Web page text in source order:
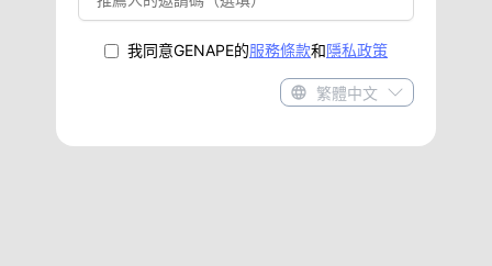
我同意GENAPE的服務條款和隱私政策
繁體中文